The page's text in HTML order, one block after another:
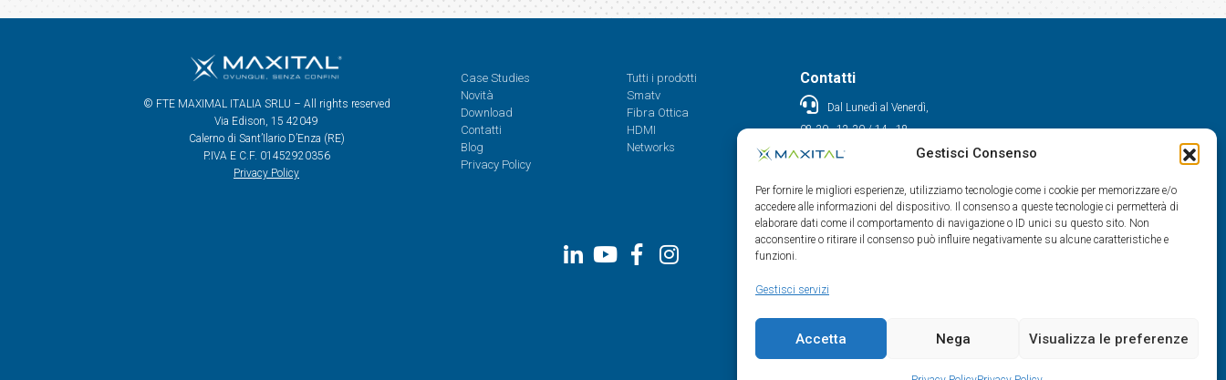
Gestisci Consenso
Per fornire le migliori esperienze, utilizziamo tecnologie come i cookie per memorizzare e/o
accedere alle informazioni del dispositivo. Il consenso a queste tecnologie ci permetterà di
elaborare dati come il comportamento di navigazione o ID unici su questo sito. Non
acconsentire o ritirare il consenso può influire negativamente su alcune caratteristiche e
funzioni.
Gestisci servizi
Accetta Nega Visualizza le preferenze
© FTE MAXIMAL ITALIA SRLU – All rights reserved
Via Edison, 15 42049
Calerno di Sant’Ilario D’Enza (RE)
P.IVA E C.F. 01452920356
Privacy Policy
Case Studies
Novità
Download
Contatti
Blog
Privacy Policy
Tutti i prodotti
Smatv
Fibra Ottica
HDMI
Networks
Contatti
Dal Lunedì al Venerdì,
08.30 - 12.30 / 14 - 18
0522/909701
info@maxital.it